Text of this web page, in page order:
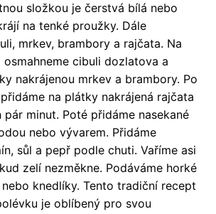
složkou je čerstvá bílá nebo
na tenké proužky. Dále
mrkev, brambory a rajčata. Na
cibuli dozlatova a
nakrájenou mrkev a brambory. Po
na plátky nakrájená rajčata
pár minut. Poté přidáme nasekané
nebo vývarem. Přidáme
sůl a pepř podle chuti. Vaříme asi
zelí nezměkne. Podáváme horké
knedlíky. Tento tradiční recept
je oblíbený pro svou